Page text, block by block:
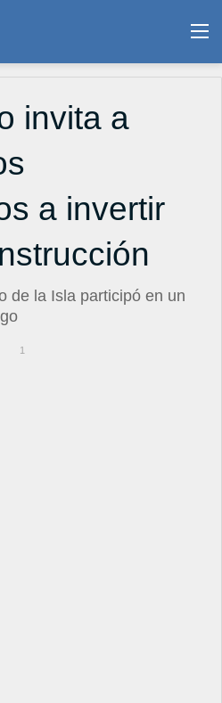
invita a
a invertir
de la Isla participó en un
1